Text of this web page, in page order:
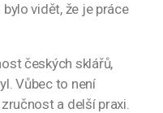
vidět, že je práce
českých sklářů,
Vůbec to není
a delší praxi.